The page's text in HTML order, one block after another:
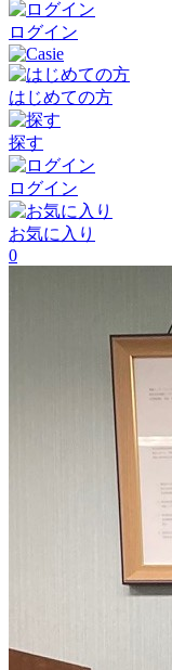
ログイン
はじめての方
探す
ログイン
お気に入り
0